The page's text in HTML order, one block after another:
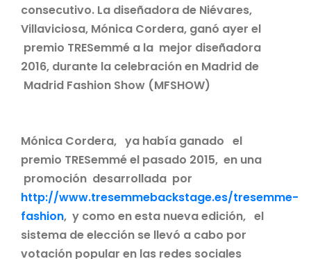
consecutivo. La diseñadora de Niévares,
Villaviciosa, Mónica Cordera, ganó ayer el
premio TRESemmé a la mejor diseñadora
2016, durante la celebración en Madrid de
Madrid Fashion Show (MFSHOW)
Mónica Cordera, ya había ganado el
premio TRESemmé el pasado 2015, en una
promoción desarrollada por
http://www.tresemmebackstage.es/tresemme-
fashion, y como en esta nueva edición, el
sistema de elección se llevó a cabo por
votación popular en las redes sociales